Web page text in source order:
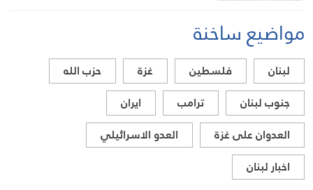
مواضيع ساخنة
لبنان فلسطين غزة
حزب الله
جنوب لبنان
ترامب
ايران
العدوان على غزة
العدو الاسرائيلي
اخبار لبنان